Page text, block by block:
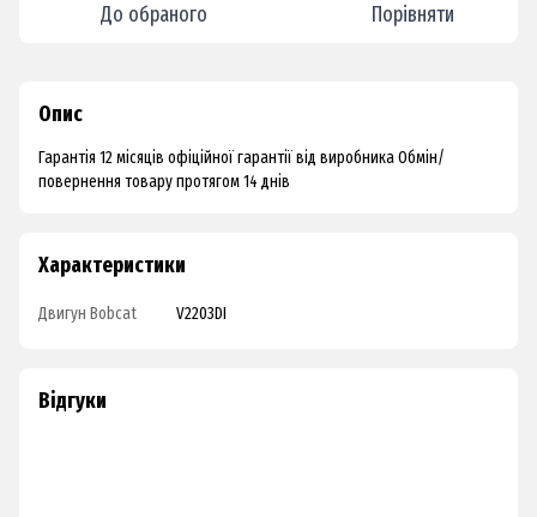
До обраного Порівняти
Опис
Гарантія 12 місяців офіційної гарантії від виробника Обмін/
повернення товару протягом 14 днів
Характеристики
Двигун Bobcat V2203DI
Відгуки